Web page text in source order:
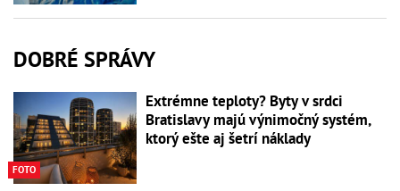
DOBRÉ SPRÁVY
FOTO
Extrémne teploty? Byty v srdci
Bratislavy majú výnimočný systém,
ktorý ešte aj šetrí náklady